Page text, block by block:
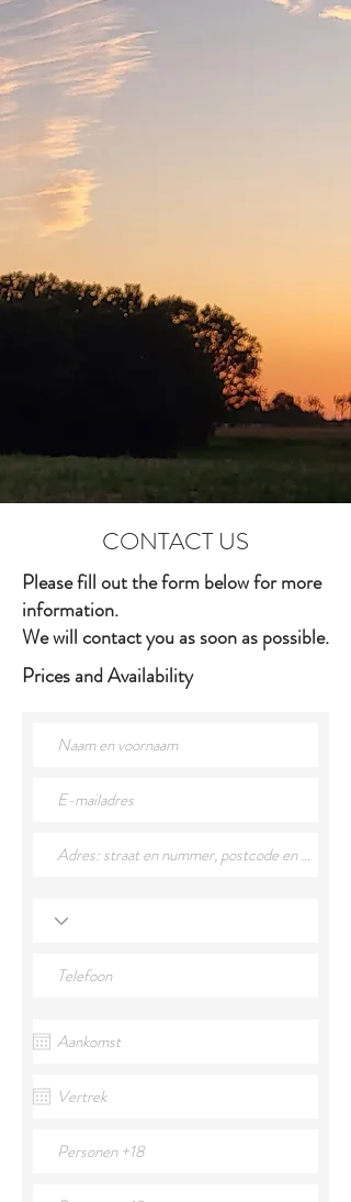
CONTACT US
Please fill out the form below for more
information.
We will contact you as soon as possible.
Prices and Availability